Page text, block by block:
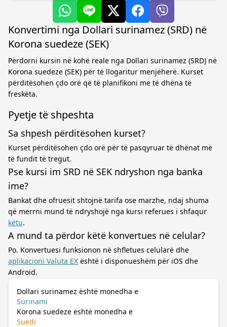
Konvertimi nga Dollari surinamez (SRD) në
Korona suedeze (SEK)
Përdorni kursin në kohë reale nga Dollari surinamez (SRD) në
Korona suedeze (SEK) për të llogaritur menjëherë. Kurset
përditësohen çdo orë që të planifikoni me të dhëna të
freskëta.
Pyetje të shpeshta
Sa shpesh përditësohen kurset?
Kurset përditësohen çdo orë për të pasqyruar të dhënat më
të fundit të tregut.
Pse kursi im SRD në SEK ndryshon nga banka
ime?
Bankat dhe ofruesit shtojnë tarifa ose marzhe, ndaj shuma
që merrni mund të ndryshojë nga kursi referues i shfaqur
këtu.
A mund ta përdor këtë konvertues në celular?
Po. Konvertuesi funksionon në shfletues celularë dhe
aplikacioni Valuta EX është i disponueshëm për iOS dhe
Android.
Dollari surinamez është monedha e
Surinami
Korona suedeze është monedha e
Suedi